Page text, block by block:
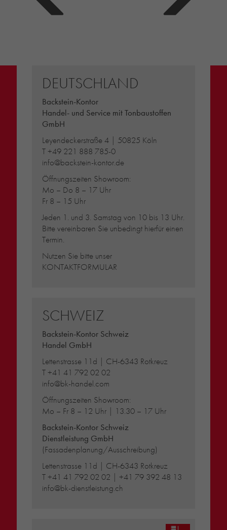
DEUTSCHLAND
Backstein-Kontor
Handel- und Service mit Tonbaustoffen
GmbH
Leyendeckerstraße 4 | 50825 Köln
T+49 221 888 785-0
info@backstein-kontor.de
Öffnungszeiten Showroom:
Mo – Do 8 – 17 Uhr
Fr 8 – 15 Uhr
Jeden 1. und 3. Samstag von 10 bis 13 Uhr.
Bitte vereinbaren Sie unbedingt hierfür einen
Termin.
Nutzen Sie bitte unser
KONTAKTFORMULAR
SCHWEIZ
Backstein-Kontor Schweiz
Handel GmbH
Lettenstrasse 11d | CH-6343 Rotkreuz
T+41 41 792 02 02
info@bk-handel.com
Öffnungszeiten Showroom:
Mo – Fr 8 – 12 Uhr | 13.30 – 17 Uhr
Backstein-Kontor Schweiz
Dienstleistung GmbH
(Fassadenplanung/Ausschreibung)
Lettenstrasse 11d | CH-6343 Rotkreuz
T+41 41 792 02 02 |+41 79 392 48 13
info@bk-dienstleistung.ch